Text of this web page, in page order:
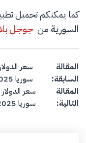
كما يمكنكم تحميل
السورية من جوجل
navigation
المقالة
السابقة:
سعر
سوريا 24/6/2025
المقالة
التالية:
سعر
سوريا 26/6/2025